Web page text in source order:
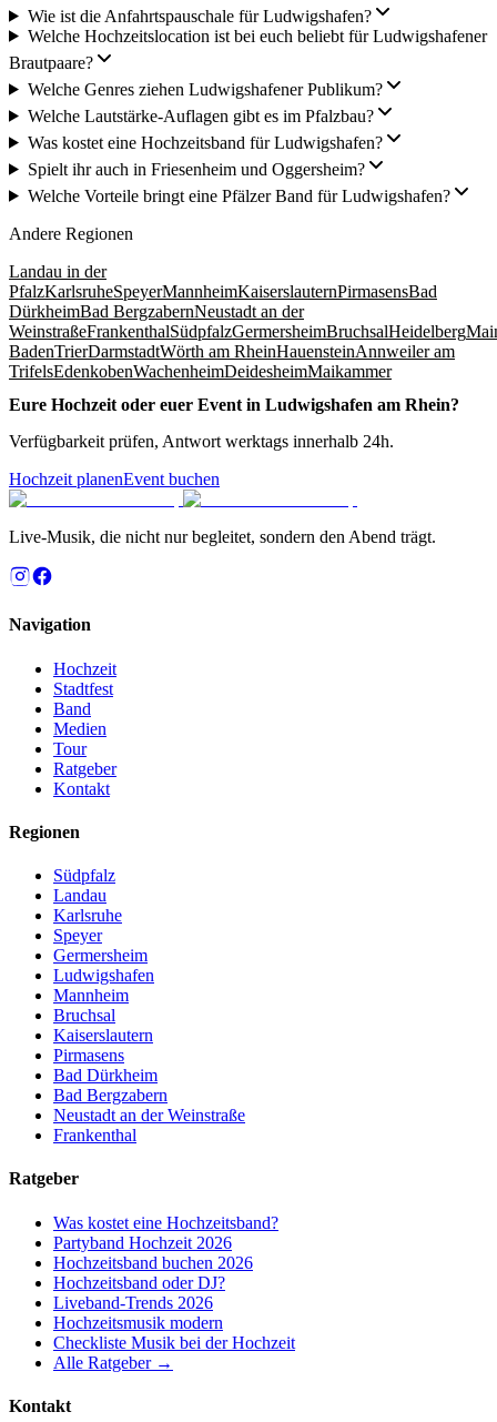
Wie ist die Anfahrtspauschale für Ludwigshafen?
Welche Hochzeitslocation ist bei euch beliebt für Ludwigshafener
Brautpaare?
Welche Genres ziehen Ludwigshafener Publikum?
Welche Lautstärke-Auflagen gibt es im Pfalzbau?
Was kostet eine Hochzeitsband für Ludwigshafen?
Spielt ihr auch in Friesenheim und Oggersheim?
Welche Vorteile bringt eine Pfälzer Band für Ludwigshafen?
Andere Regionen
Landau in der
PfalzKarlsruheSpeyerMannheimKaiserslauternPirmasensBad
DürkheimBad BergzabernNeustadt an der
WeinstraßeFrankenthalSüdpfalzGermersheimBruchsalHeidelberg
BadenTrierDarmstadtWörth am RheinHauensteinAnnweiler am
TrifelsEdenkobenWachenheimDeidesheimMaikammer
Eure Hochzeit oder euer Event in Ludwigshafen am Rhein?
Verfügbarkeit prüfen, Antwort werktags innerhalb 24h.
Hochzeit planenEvent buchen
Live-Musik, die nicht nur begleitet, sondern den Abend trägt.
Navigation
Hochzeit
Stadtfest
Band
Medien
Tour
Ratgeber
Kontakt
Regionen
Südpfalz
Landau
Karlsruhe
Speyer
Germersheim
Ludwigshafen
Mannheim
Bruchsal
Kaiserslautern
Pirmasens
Bad Dürkheim
Bad Bergzabern
Neustadt an der Weinstraße
Frankenthal
Ratgeber
Was kostet eine Hochzeitsband?
Partyband Hochzeit 2026
Hochzeitsband buchen 2026
Hochzeitsband oder DJ?
Liveband-Trends 2026
Hochzeitsmusik modern
Checkliste Musik bei der Hochzeit
Alle Ratgeber →
Kontakt